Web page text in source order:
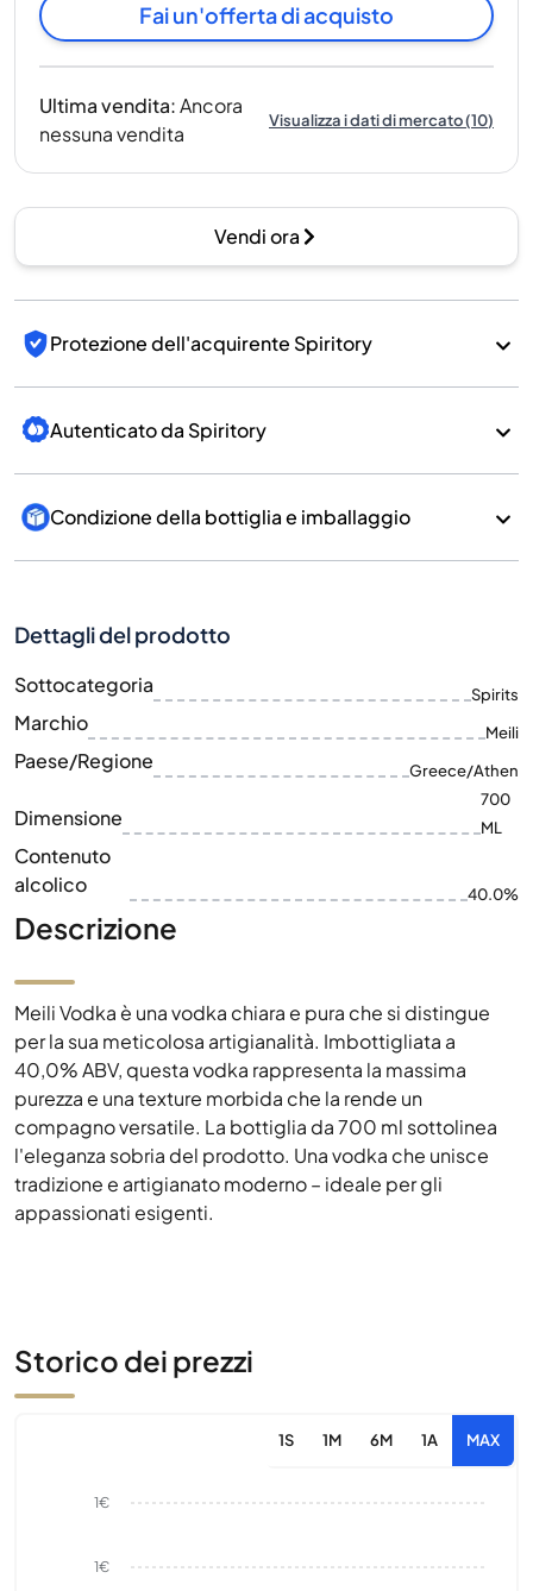
Fai un'offerta di acquisto
Ultima vendita:Ancora
nessuna vendita
Visualizza i dati di mercato(10)
Vendi ora
Protezione dell'acquirente Spiritory
Autenticato da Spiritory
Condizione della bottiglia e imballaggio
Dettagli del prodotto
Sottocategoria Spirits
Marchio Meili
Paese/Regione Greece/Athen
Dimensione
700
ML
Contenuto
alcolico
40.0%
Descrizione
Meili Vodka è una vodka chiara e pura che si distingue
per la sua meticolosa artigianalità. Imbottigliata a
40,0% ABV, questa vodka rappresenta la massima
purezza e una texture morbida che la rende un
compagno versatile. La bottiglia da 700 ml sottolinea
l'eleganza sobria del prodotto. Una vodka che unisce
tradizione e artigianato moderno – ideale per gli
appassionati esigenti.
Storico dei prezzi
1S 1M 6M 1A MAX
1€
1€